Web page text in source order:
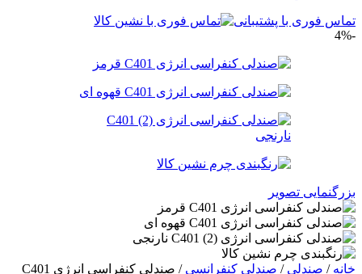
تماس فوری با پشتیبانی
-4%
بزرگنمایی تصویر
خانه/ صندلی/ صندلی کنفرانسی/ صندلی کنفراسی انرژی C401